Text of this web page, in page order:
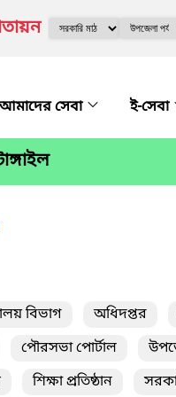
আমাদের সেবা ই-সেবা
বিভাগ অধিদপ্তর
পৌরসভা পোর্টাল
শিক্ষা প্রতিষ্ঠান